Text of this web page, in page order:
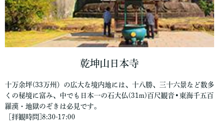
乾坤山日本寺
十万余坪(33万州）の広大な境内地には、十八勝、三十六景など数多
くの秘境に富み、中でも日本一の石大仏(31m)百尺観音•東海千五百
羅漢・地獄のぞきは必見です。
［拝観時問]8:30-17:00